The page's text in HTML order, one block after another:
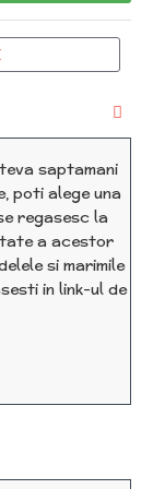
saptamani
poti alege una
regasesc la
a acestor
si marimile
in link-ul de